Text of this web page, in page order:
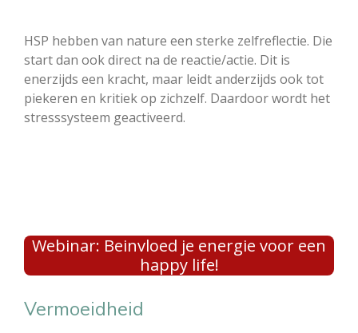
HSP hebben van nature een sterke zelfreflectie. Die
start dan ook direct na de reactie/actie. Dit is
enerzijds een kracht, maar leidt anderzijds ook tot
piekeren en kritiek op zichzelf. Daardoor wordt het
stresssysteem geactiveerd.
Webinar: Beinvloed je energie voor een
happy life!
Vermoeidheid